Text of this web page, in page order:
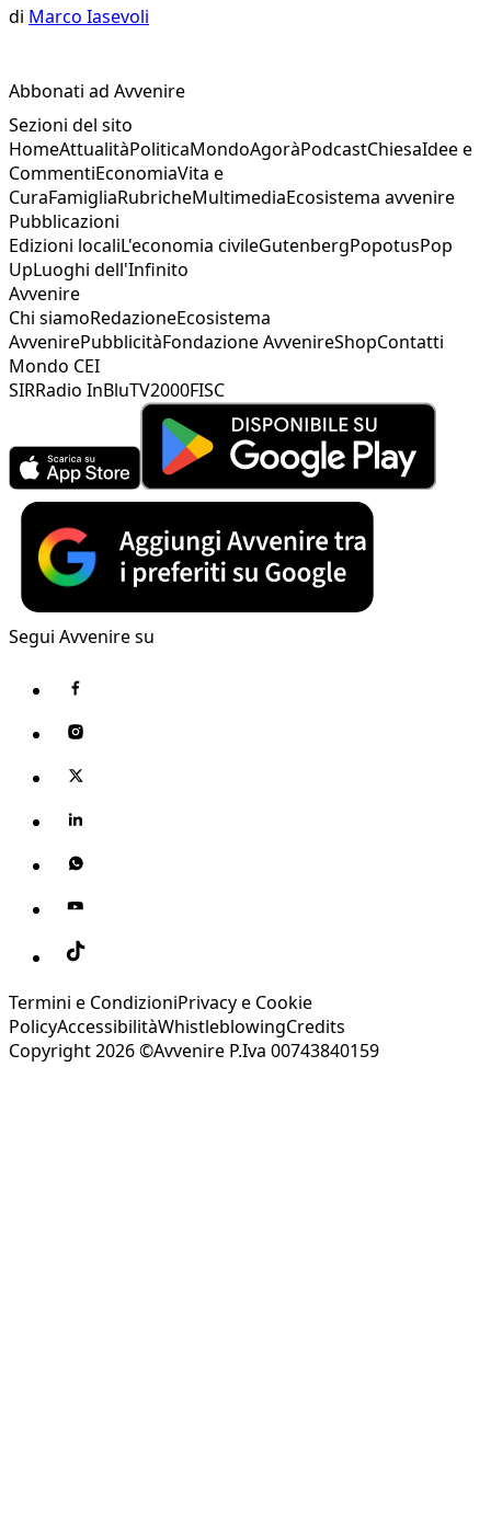
di Marco Iasevoli
Abbonati ad Avvenire
Sezioni del sito
HomeAttualitàPoliticaMondoAgoràPodcastChiesaIdee e
CommentiEconomiaVita e
CuraFamigliaRubricheMultimediaEcosistema avvenire
Pubblicazioni
Edizioni localiL'economia civileGutenbergPopotusPop
UpLuoghi dell'Infinito
Avvenire
Chi siamoRedazioneEcosistema
AvvenirePubblicitàFondazione AvvenireShopContatti
Mondo CEI
SIRRadio InBluTV2000FISC
Segui Avvenire su
Termini e CondizioniPrivacy e Cookie
PolicyAccessibilitàWhistleblowingCredits
Copyright 2026 ©Avvenire P.Iva 00743840159